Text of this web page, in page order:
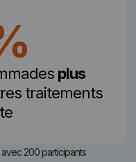
plus
traitements
avec 200 participants